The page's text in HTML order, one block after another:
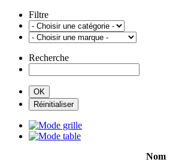
Filtre
Recherche
Nom